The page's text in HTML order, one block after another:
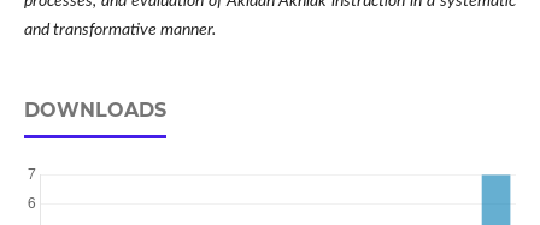
and transformative manner.
DOWNLOADS